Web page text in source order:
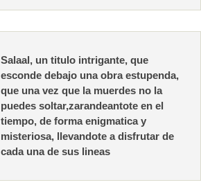
Salaal, un titulo intrigante, que
esconde debajo una obra estupenda,
que una vez que la muerdes no la
puedes soltar,zarandeantote en el
tiempo, de forma enigmatica y
misteriosa, llevandote a disfrutar de
cada una de sus lineas